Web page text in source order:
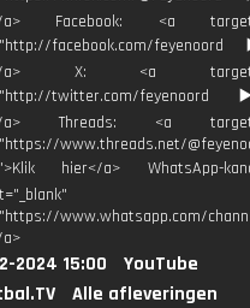
a> Facebook: <a
facebook.com/
a> X: <a
twitter.com/
a> Threads: <a
www.threads.net/
hier</a> WhatsApp-
www.whatsapp.com/
2024 15:00
YouTube
Alle afleveringen